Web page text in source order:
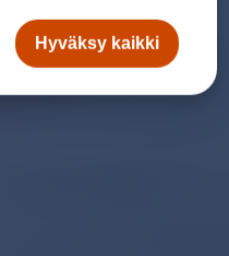
Hyväksy kaikki